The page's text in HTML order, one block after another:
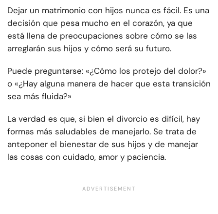
Dejar un matrimonio con hijos nunca es fácil. Es una
decisión que pesa mucho en el corazón, ya que
está llena de preocupaciones sobre cómo se las
arreglarán sus hijos y cómo será su futuro.
Puede preguntarse: «¿Cómo los protejo del dolor?»
o «¿Hay alguna manera de hacer que esta transición
sea más fluida?»
La verdad es que, si bien el divorcio es difícil, hay
formas más saludables de manejarlo. Se trata de
anteponer el bienestar de sus hijos y de manejar
las cosas con cuidado, amor y paciencia.